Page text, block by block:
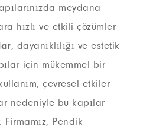
meydana
hızlı ve etkili çözümler
, dayanıklılığı ve estetik
için mükemmel bir
çevresel etkiler
nedeniyle bu kapılar
Pendik